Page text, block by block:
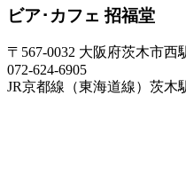
ビア･カフェ 招福堂
〒567-0032 大阪府茨木市
072-624-6905
JR京都線（東海道線）茨木